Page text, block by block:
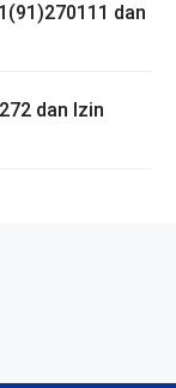
dan
dan Izin